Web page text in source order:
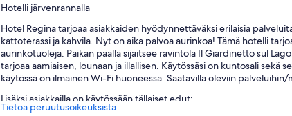
Hotelli järvenrannalla
Hotel Regina tarjoaa asiakkaiden hyödynnettäväksi erilaisia
kattoterassi ja kahvila. Nyt on aika palvoa aurinkoa! Tämä hotelli
aurinkotuoleja. Paikan päällä sijaitsee ravintola Il Giardinetto sul
tarjoaa aamiaisen, lounaan ja illallisen. Käytössäsi on kuntosali sekä
käytössä on ilmainen Wi-Fi huoneessa. Saatavilla oleviin
Lisäksi asiakkailla on käytössään tällaiset edut:
Tietoa peruutusoikeuksista